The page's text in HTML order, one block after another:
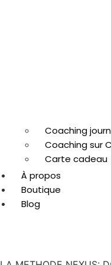
Coaching
Coaching sur
Carte cadeau
À propos
Boutique
Blog